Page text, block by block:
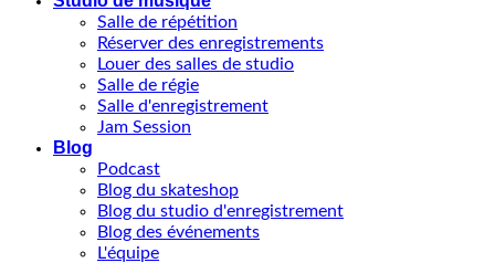
Salle de répétition
Réserver des enregistrements
Louer des salles de studio
Salle de régie
Salle d'enregistrement
Jam Session
Blog
Podcast
Blog du skateshop
Blog du studio d'enregistrement
Blog des événements
L'équipe